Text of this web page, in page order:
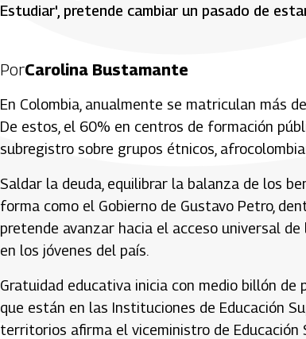
Estudiar', pretende cambiar un pasado de
PorCarolina Bustamante
En Colombia, anualmente se matriculan más
De estos, el 60% en centros de formación
subregistro sobre grupos étnicos,
Saldar la deuda, equilibrar la balanza de los
forma como el Gobierno de Gustavo Petro,
pretende avanzar hacia el acceso universal
en los jóvenes del país.
Gratuidad educativa inicia con medio billón
que están en las Instituciones de Educación
territorios afirma el viceministro de Educación